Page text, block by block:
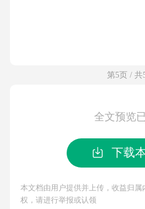
第5页 / 共
全文预览
下载
本文档由用户提供并上传，收益归
权，请进行举报或认领